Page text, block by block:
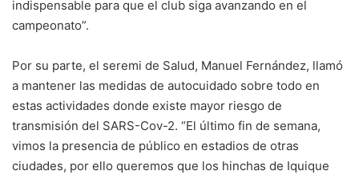
indispensable para que el club siga avanzando en el
campeonato”.
Por su parte, el seremi de Salud, Manuel Fernández, llamó
a mantener las medidas de autocuidado sobre todo en
estas actividades donde existe mayor riesgo de
transmisión del SARS-Cov-2. “El último fin de semana,
vimos la presencia de público en estadios de otras
ciudades, por ello queremos que los hinchas de Iquique